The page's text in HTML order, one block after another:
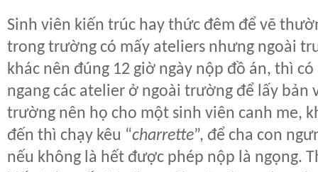
Sinh viên kiến trúc hay thức đêm để vẽ
trong trường có mấy ateliers nhưng ngoài
khác nên đúng 12 giờ ngày nộp đồ án, thì
ngang các atelier ở ngoài trường để lấy bản
trường nên họ cho một sinh viên canh me,
đến thì chạy kêu “charrette”, để cha con
nếu không là hết được phép nộp là ngọng.